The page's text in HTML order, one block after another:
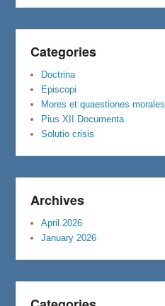
Categories
Doctrina
Episcopi
Mores et quaestiones morales
Pius XII Documenta
Solutio crisis
Archives
April 2026
January 2026